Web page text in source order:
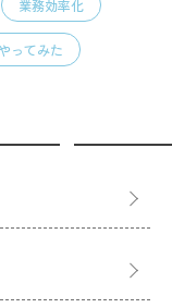
業務効率化
ってみた